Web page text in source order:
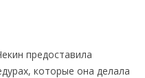
предоставила
которые она делала